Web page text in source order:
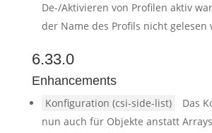
De-/Aktivieren von Profilen aktiv
der Name des Profils nicht gelesen
6.33.0
Enhancements
Konfiguration (csi-side-list)
Das
nun auch für Objekte anstatt Arrays